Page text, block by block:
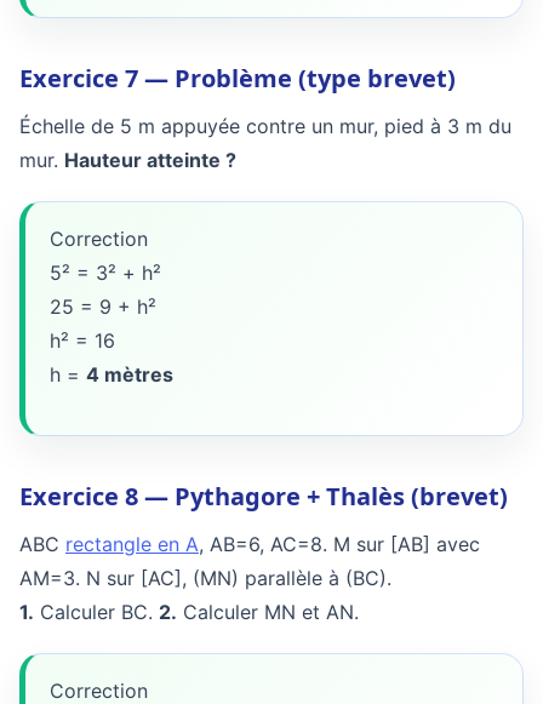
Exercice 7 — Problème (type brevet)
Échelle de 5 m appuyée contre un mur, pied à 3 m du
mur. Hauteur atteinte ?
Correction
5² = 3² + h²
25 = 9 + h²
h² = 16
h = 4 mètres
Exercice 8 — Pythagore + Thalès (brevet)
ABC rectangle en A, AB=6, AC=8. M sur [AB] avec
AM=3. N sur [AC], (MN) parallèle à (BC).
1. Calculer BC. 2. Calculer MN et AN.
Correction